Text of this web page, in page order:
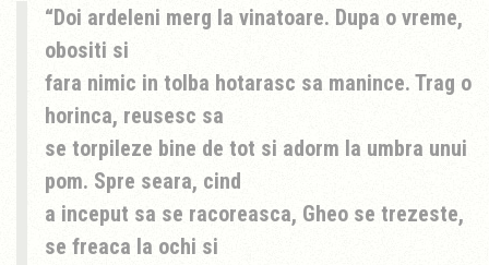
Doi ardeleni merg la vinatoare. Dupa o vreme,
obositi si
fara nimic in tolba hotarasc sa manince. Trag o
horinca, reusesc sa
se torpileze bine de tot si adorm la umbra unui
pom. Spre seara, cind
a inceput sa se racoreasca, Gheo se trezeste,
se freaca la ochi si